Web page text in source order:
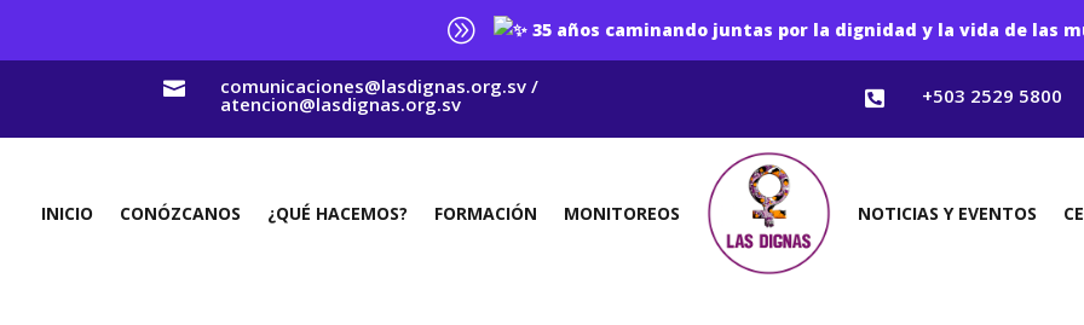
A 35 años caminando juntas por la dignidad y la vida de las
 comunicaciones@lasdignas.org.sv /
atencion@lasdignas.org.sv  +503 2529 5800
INICIO CONÓZCANOS ¿QUÉ HACEMOS? FORMACIÓN MONITOREOS NOTICIAS Y EVENTOS